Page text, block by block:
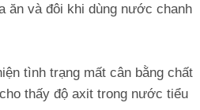
ăn và đôi khi dùng nước chanh
tình trạng mất cân bằng chất
thấy độ axit trong nước tiểu